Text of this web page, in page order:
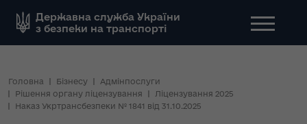
Державна служба України
з безпеки на транспорті
Головна Бізнесу
Адмінпослуги
Рішення органу ліцензування
Ліцензування 2025
Наказ Укртрансбезпеки № 1841 від 31.10.2025